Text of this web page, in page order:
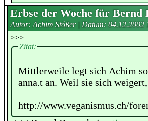
Erbse der Woche für Bernd
Autor: Achim Stößer | Datum: 04.12.2002
>>>
Zitat:
Mittlerweile legt sich Achim
anna.t an. Weil sie sich
http://www.veganismus.ch/